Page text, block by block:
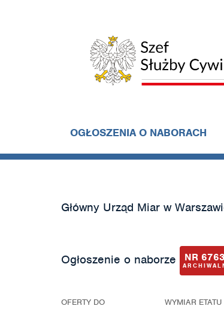
OGŁOSZENIA O NABORACH
Główny Urząd Miar w
Ogłoszenie o naborze NR
OFERTY DO WYMIAR ETATU